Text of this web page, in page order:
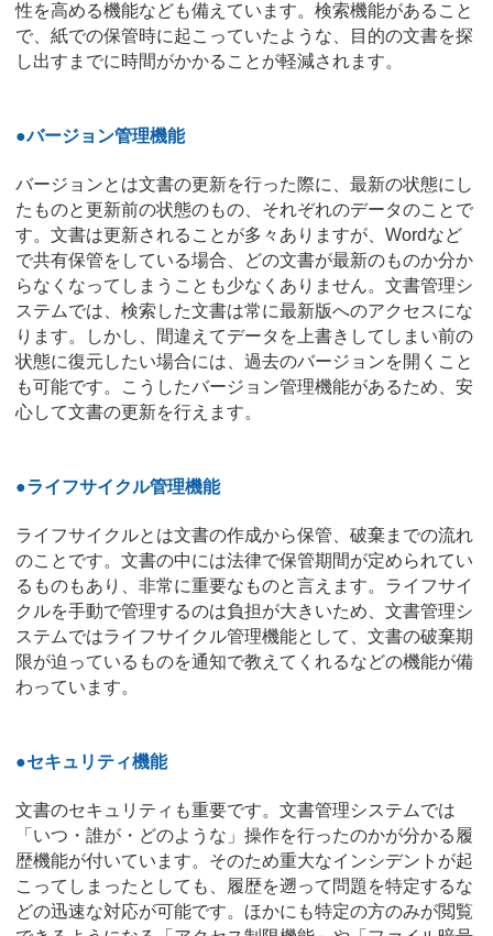
性を高める機能なども備えています。検索機能があること
で、紙での保管時に起こっていたような、目的の文書を探
し出すまでに時間がかかることが軽減されます。
●バージョン管理機能
バージョンとは文書の更新を行った際に、最新の状態にし
たものと更新前の状態のもの、それぞれのデータのことで
す。文書は更新されることが多々ありますが、Wordなど
で共有保管をしている場合、どの文書が最新のものか分か
らなくなってしまうことも少なくありません。文書管理シ
ステムでは、検索した文書は常に最新版へのアクセスにな
ります。しかし、間違えてデータを上書きしてしまい前の
状態に復元したい場合には、過去のバージョンを開くこと
も可能です。こうしたバージョン管理機能があるため、安
心して文書の更新を行えます。
●ライフサイクル管理機能
ライフサイクルとは文書の作成から保管、破棄までの流れ
のことです。文書の中には法律で保管期間が定められてい
るものもあり、非常に重要なものと言えます。ライフサイ
クルを手動で管理するのは負担が大きいため、文書管理シ
ステムではライフサイクル管理機能として、文書の破棄期
限が迫っているものを通知で教えてくれるなどの機能が備
わっています。
●セキュリティ機能
文書のセキュリティも重要です。文書管理システムでは
「いつ・誰が・どのような」操作を行ったのかが分かる履
歴機能が付いています。そのため重大なインシデントが起
こってしまったとしても、履歴を遡って問題を特定するな
どの迅速な対応が可能です。ほかにも特定の方のみが閲覧